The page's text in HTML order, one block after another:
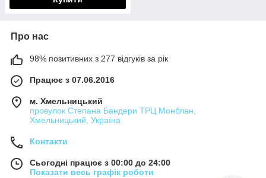
Про нас
98% позитивних з 277 відгуків за рік
Працює з 07.06.2016
м. Хмельницький
провулок Степана Бандери ТРЦ Монблан,
Хмельницький, Україна
Контакти
Сьогодні працює з 00:00 до 24:00
Показати весь графік роботи